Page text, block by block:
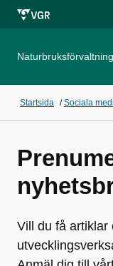
Startsida /Sociala
Vill du få artiklar